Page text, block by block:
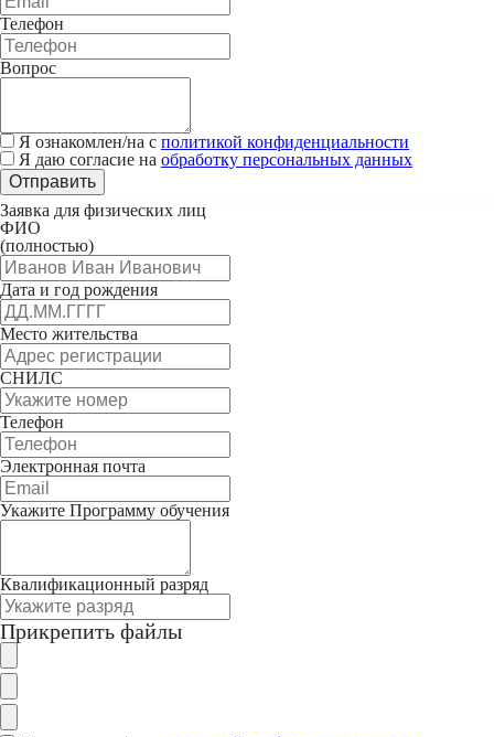
Телефон
Вопрос
Я ознакомлен/на с политикой конфиденциальности
Я даю согласие на обработку персональных данных
Отправить
Заявка для физических лиц
ФИО
(полностью)
Дата и год рождения
Место жительства
СНИЛС
Телефон
Электронная почта
Укажите Программу обучения
Квалификационный разряд
Прикрепить файлы